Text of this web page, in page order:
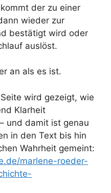
der zu einer
wieder zur
bestätigt wird oder
auslöst.
an als es ist.
wird gezeigt, wie
Klarheit
und damit ist genau
in den Text bis hin
Wahrheit gemeint:
marlene-roeder-